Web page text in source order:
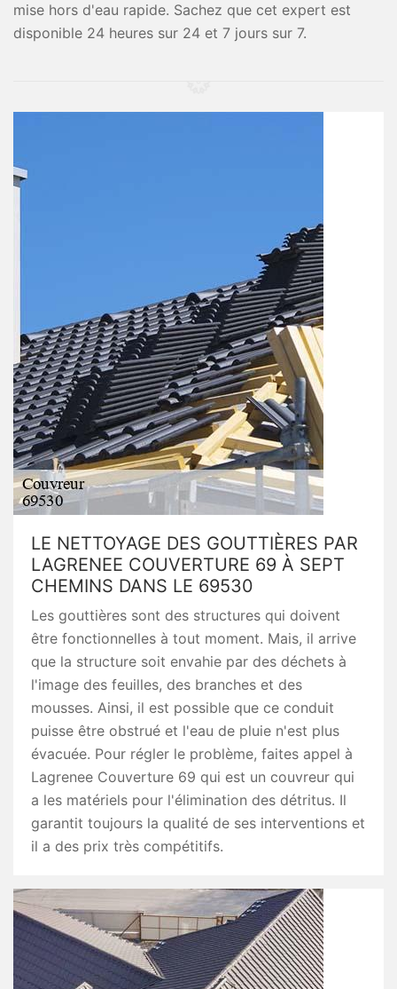
mise hors d'eau rapide. Sachez que cet expert est
disponible 24 heures sur 24 et 7 jours sur 7.
LE NETTOYAGE DES GOUTTIÈRES PAR
LAGRENEE COUVERTURE 69 À SEPT
CHEMINS DANS LE 69530
Les gouttières sont des structures qui doivent
être fonctionnelles à tout moment. Mais, il arrive
que la structure soit envahie par des déchets à
l'image des feuilles, des branches et des
mousses. Ainsi, il est possible que ce conduit
puisse être obstrué et l'eau de pluie n'est plus
évacuée. Pour régler le problème, faites appel à
Lagrenee Couverture 69 qui est un couvreur qui
a les matériels pour l'élimination des détritus. Il
garantit toujours la qualité de ses interventions et
il a des prix très compétitifs.